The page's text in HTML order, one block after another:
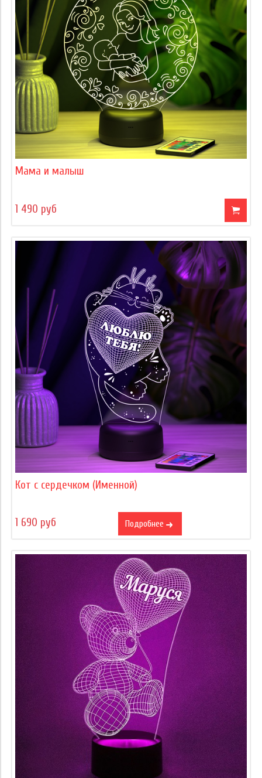
Мама и малыш
1 490 руб
Кот с сердечком (Именной)
1 690 руб Подробнее